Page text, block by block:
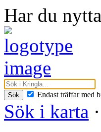
Har du
Sök Endast träffar med
Sök i karta ·